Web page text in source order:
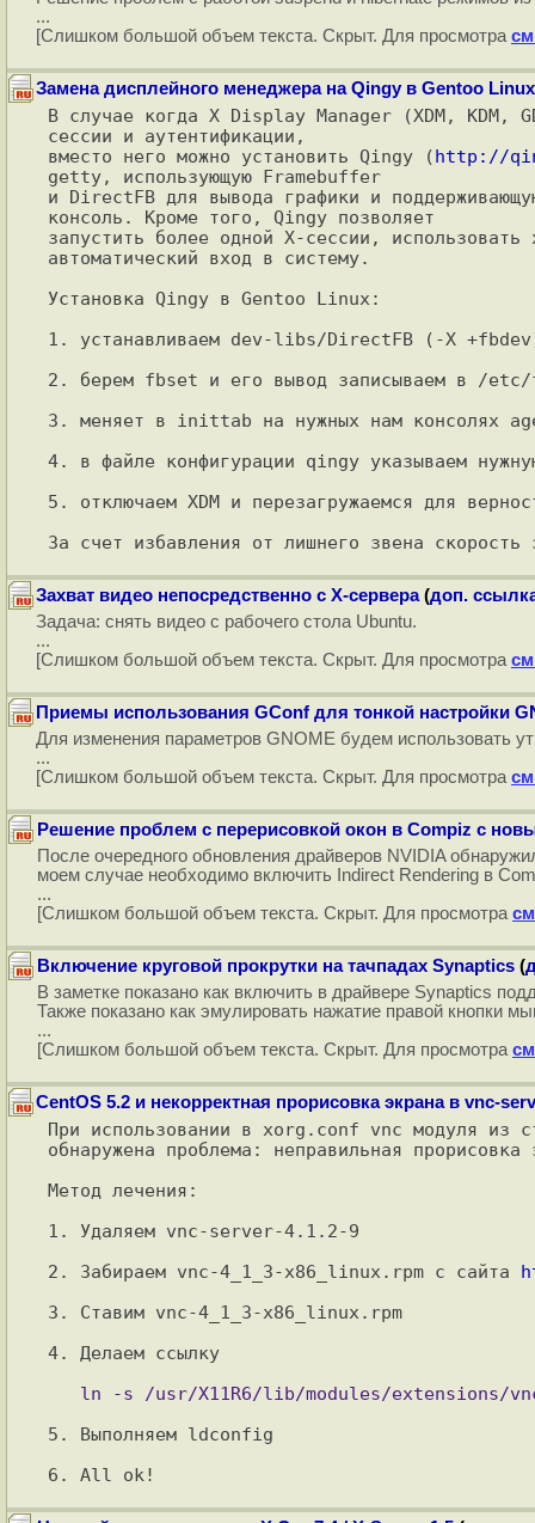
...
[Слишком большой объем текста. Скрыт. Для просмотра
Замена дисплейного менеджера на Qingy в Gentoo Linux
В случае когда X Display Manager (XDM, KDM,
сессии и аутентификации,
вместо него можно установить Qingy (http://
getty, использующую Framebuffer
и DirectFB для вывода графики и
консоль. Кроме того, Qingy позволяет
запустить более одной X-сессии, использовать
автоматический вход в систему.
Установка Qingy в Gentoo Linux:
1. устанавливаем dev-libs/DirectFB (-X
2. берем fbset и его вывод записываем в /
3. меняет в inittab на нужных нам консолях
4. в файле конфигурации qingy указываем
5. отключаем XDM и перезагружаемся для
Захват видео непосредственно с X-сервера(доп.
Задача: снять видео с рабочего стола Ubuntu.
...
[Слишком большой объем текста. Скрыт. Для просмотра
Приемы использования GConf для тонкой настройки
Для изменения параметров GNOME будем использовать
...
[Слишком большой объем текста. Скрыт. Для просмотра
Решение проблем с перерисовкой окон в Compiz с
После очередного обновления драйверов NVIDIA
моем случае необходимо включить Indirect Rendering в
...
[Слишком большой объем текста. Скрыт. Для просмотра
Включение круговой прокрутки на тачпадах Synaptics (
В заметке показано как включить в драйвере Synaptics
Также показано как эмулировать нажатие правой кнопки
...
[Слишком большой объем текста. Скрыт. Для просмотра
CentOS 5.2 и некорректная прорисовка экрана в vnc-
При использовании в xorg.conf vnc модуля
обнаружена проблема: неправильная прорисовка
Метод лечения:
1. Удаляем vnc-server-4.1.2-9
2. Забираем vnc-4_1_3-x86_linux.rpm с сайта
3. Ставим vnc-4_1_3-x86_linux.rpm
4. Делаем ссылку
5. Выполняем ldconfig